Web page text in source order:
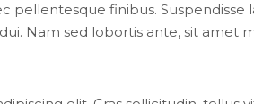
pellentesque finibus. Suspendisse
Nam sed lobortis ante, sit amet